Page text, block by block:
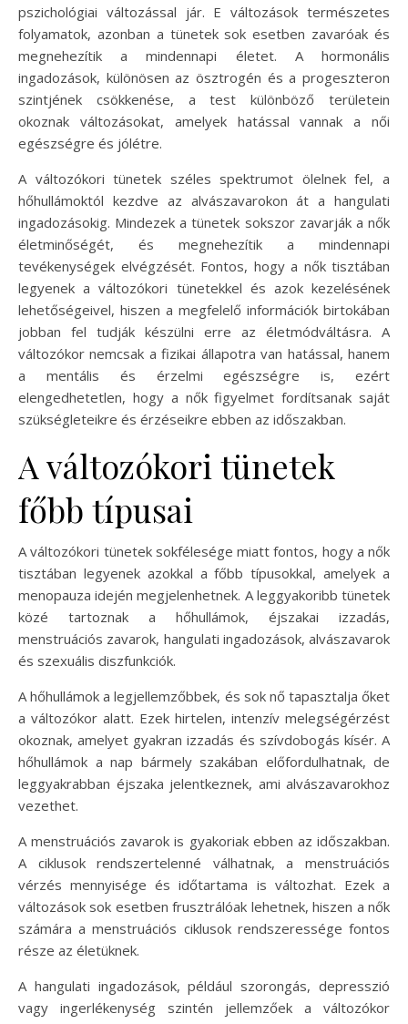
pszichológiai változással jár. E változások természetes
folyamatok, azonban a tünetek sok esetben zavaróak és
megnehezítik a mindennapi életet. A hormonális
ingadozások, különösen az ösztrogén és a progeszteron
szintjének csökkenése, a test különböző területein
okoznak változásokat, amelyek hatással vannak a női
egészségre és jólétre.
A változókori tünetek széles spektrumot ölelnek fel, a
hőhullámoktól kezdve az alvászavarokon át a hangulati
ingadozásokig. Mindezek a tünetek sokszor zavarják a nők
életminőségét, és megnehezítik a mindennapi
tevékenységek elvégzését. Fontos, hogy a nők tisztában
legyenek a változókori tünetekkel és azok kezelésének
lehetőségeivel, hiszen a megfelelő információk birtokában
jobban fel tudják készülni erre az életmódváltásra. A
változókor nemcsak a fizikai állapotra van hatással, hanem
a mentális és érzelmi egészségre is, ezért
elengedhetetlen, hogy a nők figyelmet fordítsanak saját
szükségleteikre és érzéseikre ebben az időszakban.
A változókori tünetek
főbb típusai
A változókori tünetek sokfélesége miatt fontos, hogy a nők
tisztában legyenek azokkal a főbb típusokkal, amelyek a
menopauza idején megjelenhetnek. A leggyakoribb tünetek
közé tartoznak a hőhullámok, éjszakai izzadás,
menstruációs zavarok, hangulati ingadozások, alvászavarok
és szexuális diszfunkciók.
A hőhullámok a legjellemzőbbek, és sok nő tapasztalja őket
a változókor alatt. Ezek hirtelen, intenzív melegségérzést
okoznak, amelyet gyakran izzadás és szívdobogás kísér. A
hőhullámok a nap bármely szakában előfordulhatnak, de
leggyakrabban éjszaka jelentkeznek, ami alvászavarokhoz
vezethet.
A menstruációs zavarok is gyakoriak ebben az időszakban.
A ciklusok rendszertelenné válhatnak, a menstruációs
vérzés mennyisége és időtartama is változhat. Ezek a
változások sok esetben frusztrálóak lehetnek, hiszen a nők
számára a menstruációs ciklusok rendszeressége fontos
része az életüknek.
A hangulati ingadozások, például szorongás, depresszió
vagy ingerlékenység szintén jellemzőek a változókor